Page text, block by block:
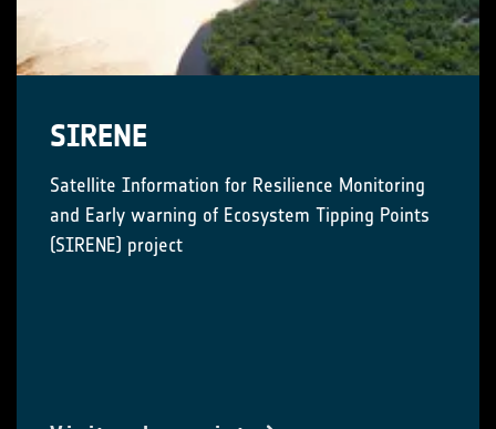
SIRENE
Satellite Information for Resilience Monitoring
and Early warning of Ecosystem Tipping Points
(SIRENE) project